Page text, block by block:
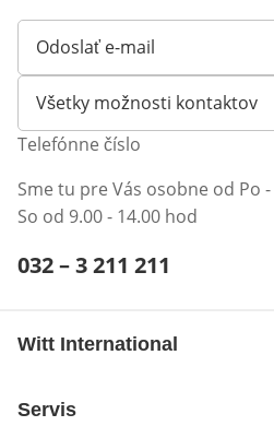
Odoslať e-mail
Otvorí e-mailového klienta
Všetky možnosti kontaktov
Telefónne číslo
Sme tu pre Vás osobne od Po
So od 9.00 - 14.00 hod
Telefónne číslo:
032 – 3 211 211
Witt International
Servis